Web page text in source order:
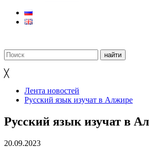
╳
Лента новостей
Русский язык изучат в Алжире
Русский язык изучат в
20.09.2023